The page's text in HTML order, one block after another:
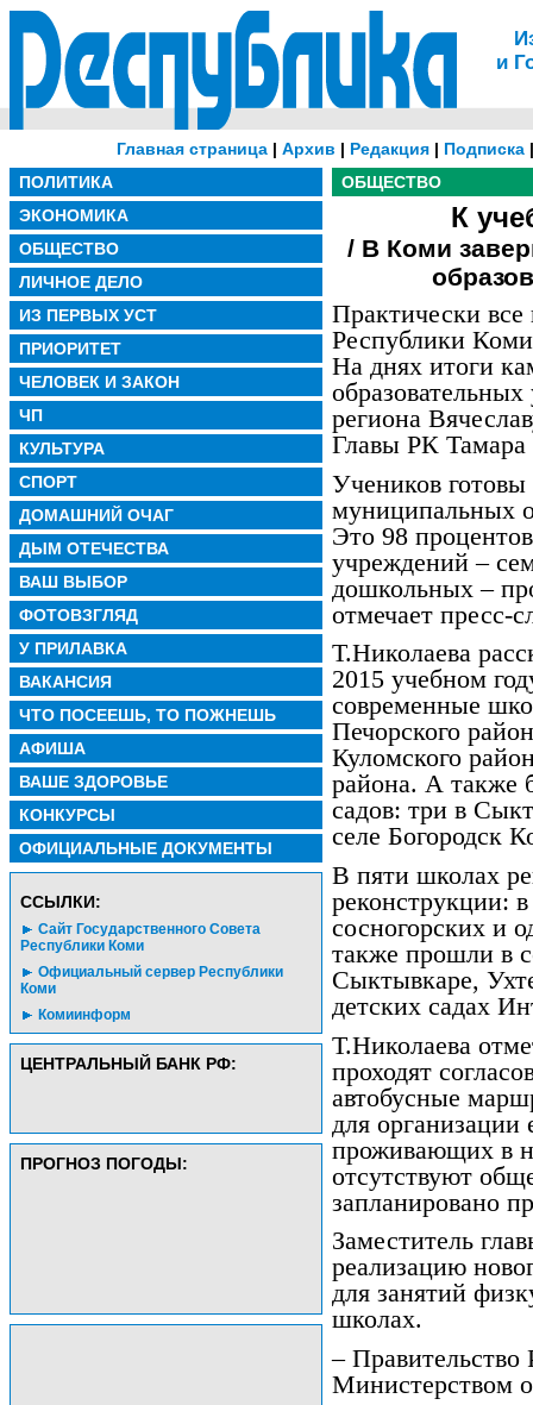
и
Главная страница | Архив | Редакция | Подписка
ПОЛИТИКА
ЭКОНОМИКА
ОБЩЕСТВО
ЛИЧНОЕ ДЕЛО
ИЗ ПЕРВЫХ УСТ
ПРИОРИТЕТ
ЧЕЛОВЕК И ЗАКОН
ЧП
КУЛЬТУРА
СПОРТ
ДОМАШНИЙ ОЧАГ
ДЫМ ОТЕЧЕСТВА
ВАШ ВЫБОР
ФОТОВЗГЛЯД
У ПРИЛАВКА
ВАКАНСИЯ
ЧТО ПОСЕЕШЬ, ТО ПОЖНЕШЬ
АФИША
ВАШЕ ЗДОРОВЬЕ
КОНКУРСЫ
ОФИЦИАЛЬНЫЕ ДОКУМЕНТЫ
CСЫЛКИ:
Сайт Государственного Совета
Республики Коми
Официальный сервер Республики
Коми
Комиинформ
ЦЕНТРАЛЬНЫЙ БАНК РФ:
ПРОГНОЗ ПОГОДЫ:
ОБЩЕСТВО
К
/ В Коми
Практически
Республики
На днях итоги
региона
Главы РК Тамара
Учеников готовы
муниципальных
Это 98
учреждений –
дошкольных –
отмечает пресс-
Т.Николаева
2015 учебном
современные
Печорского
Куломского
района. А также
садов: три в
селе Богородск
В пяти школах
реконструкции:
сосногорских и
также прошли в
Сыктывкаре,
детских садах
Т.Николаева
проходят
автобусные
для организации
проживающих в
отсутствуют
запланировано
Заместитель
реализацию
для занятий
школах.
–
Министерством